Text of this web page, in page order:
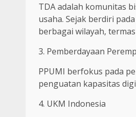
TDA adalah komunitas
usaha. Sejak berdiri
berbagai wilayah,
3. Pemberdayaan
PPUMI berfokus pada
penguatan kapasitas
4. UKM Indonesia